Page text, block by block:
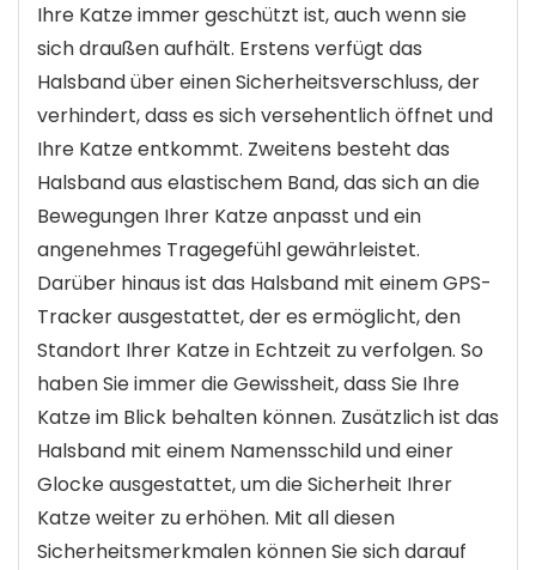
Ihre Katze immer geschützt ist, auch wenn sie
sich draußen aufhält. Erstens verfügt das
Halsband über einen Sicherheitsverschluss, der
verhindert, dass es sich versehentlich öffnet und
Ihre Katze entkommt. Zweitens besteht das
Halsband aus elastischem Band, das sich an die
Bewegungen Ihrer Katze anpasst und ein
angenehmes Tragegefühl gewährleistet.
Darüber hinaus ist das Halsband mit einem GPS-
Tracker ausgestattet, der es ermöglicht, den
Standort Ihrer Katze in Echtzeit zu verfolgen. So
haben Sie immer die Gewissheit, dass Sie Ihre
Katze im Blick behalten können. Zusätzlich ist das
Halsband mit einem Namensschild und einer
Glocke ausgestattet, um die Sicherheit Ihrer
Katze weiter zu erhöhen. Mit all diesen
Sicherheitsmerkmalen können Sie sich darauf